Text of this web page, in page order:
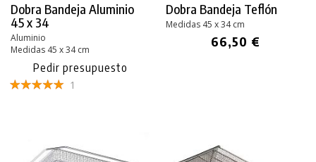
Dobra Bandeja Aluminio
45 x 34
Aluminio
Medidas 45 x 34 cm
Pedir presupuesto
1
Dobra Bandeja Teflón
Medidas 45 x 34 cm
66,50 €